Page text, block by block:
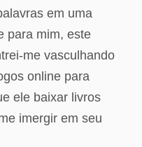
em uma
para mim, este
me vasculhando
online para
ele baixar livros
imergir em seu